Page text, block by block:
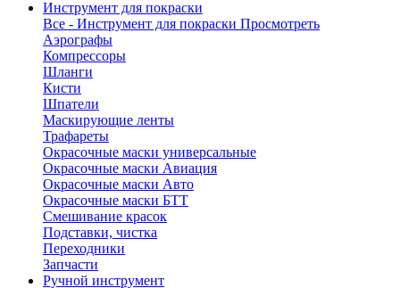
Инструмент для покраски
Все - Инструмент для покраски Просмотреть
Аэрографы
Компрессоры
Шланги
Кисти
Шпатели
Маскирующие ленты
Трафареты
Окрасочные маски универсальные
Окрасочные маски Авиация
Окрасочные маски Авто
Окрасочные маски БТТ
Смешивание красок
Подставки, чистка
Переходники
Запчасти
Ручной инструмент